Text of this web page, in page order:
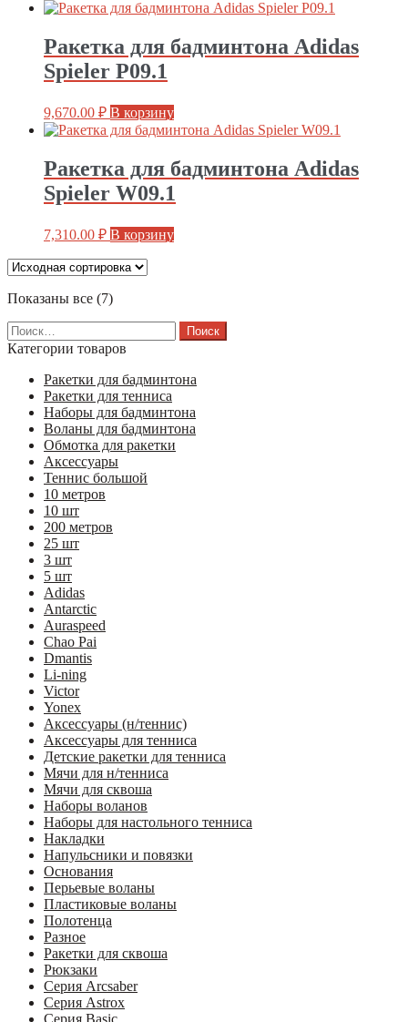
Ракетка для бадминтона Adidas
Spieler P09.1
9,670.00 ₽ В корзину
Ракетка для бадминтона Adidas
Spieler W09.1
7,310.00 ₽ В корзину
Показаны все (7)
Найти:
Категории товаров
Ракетки для бадминтона
Ракетки для тенниса
Наборы для бадминтона
Воланы для бадминтона
Обмотка для ракетки
Аксессуары
Теннис большой
10 метров
10 шт
200 метров
25 шт
3 шт
5 шт
Adidas
Antarctic
Auraspeed
Chao Pai
Dmantis
Li-ning
Victor
Yonex
Аксессуары (н/теннис)
Аксессуары для тенниса
Детские ракетки для тенниса
Мячи для н/тенниса
Мячи для сквоша
Наборы воланов
Наборы для настольного тенниса
Накладки
Напульсники и повязки
Основания
Перьевые воланы
Пластиковые воланы
Полотенца
Разное
Ракетки для сквоша
Рюкзаки
Серия Arcsaber
Серия Astrox
Серия Basic